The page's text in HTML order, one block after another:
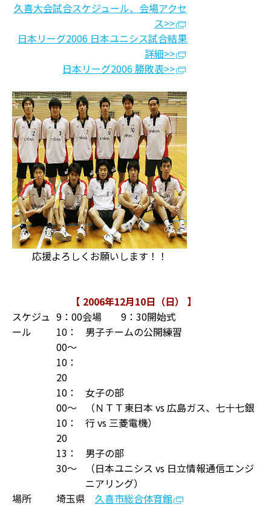
久喜大会試合スケジュール、会場アクセ
ス>>
日本リーグ2006 日本ユニシス試合結果
詳細>>
日本リーグ2006 勝敗表>>
応援よろしくお願いします！！
【 2006年12月10日（日） 】
スケジュ
ール
9：00会場 9：30開始式
10：
00〜
10：
20
男子チームの公開練習
10：
00〜
10：
20
女子の部
（ＮＴＴ東日本 vs 広島ガス、七十七銀
行 vs 三菱電機）
13：
30〜
男子の部
（日本ユニシス vs 日立情報通信エンジ
ニアリング）
場所
埼玉県 久喜市総合体育館